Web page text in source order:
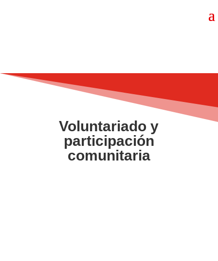
Voluntariado y
participación
comunitaria